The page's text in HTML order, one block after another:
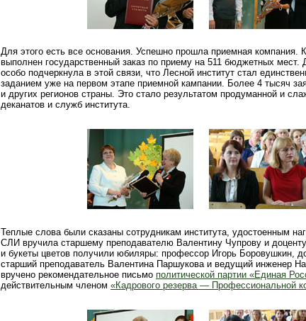
Для этого есть все основания. Успешно прошла приемная
выполнен государственный заказ по приему на 511 бюджетных
особо подчеркнула в этой связи, что Лесной институт стал
заданием уже на первом этапе приемной кампании. Более 4 тысяч
и других регионов страны. Это стало результатом продуманной и
деканатов и служб института.
Теплые слова были сказаны сотрудникам института, удостоенным
СЛИ вручила старшему преподавателю Валентину Чупрову и
и букеты цветов получили юбиляры: профессор Игорь Боровушкин,
старший преподаватель Валентина Паршукова и ведущий инженер
вручено рекомендательное письмо политической партии «Единая
действительным членом «Кадрового резерва — Профессиональной